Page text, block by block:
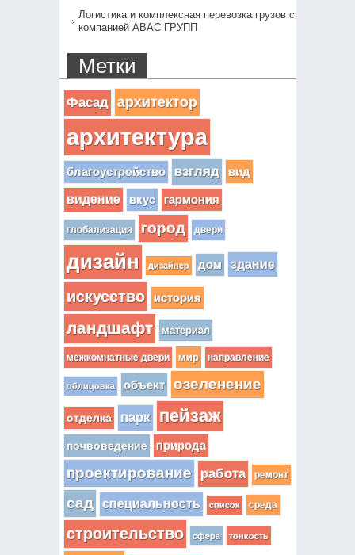
Логистика и комплексная перевозка грузов с
компанией АВАС ГРУПП
Метки
Фасад архитектор
архитектура
благоустройство взгляд вид
видение вкус гармония
глобализация город двери
дизайн дизайнер дом здание
искусство история
ландшафт материал
межкомнатные двери мир направление
облицовка объект озеленение
отделка парк пейзаж
почвоведение природа
проектирование работа ремонт
сад специальность список среда
строительство сфера тонкость